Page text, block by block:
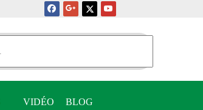
VIDÉO BLOG